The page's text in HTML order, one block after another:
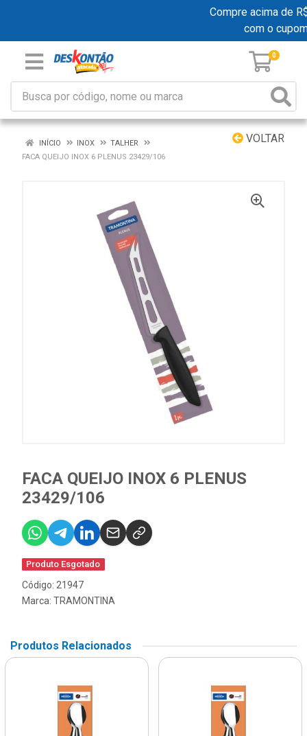
Compre acima de
com o
0
VOLTAR
INÍCIO INOX
TALHER
FACA QUEIJO INOX 6 PLENUS 23429/106
FACA QUEIJO INOX 6 PLENUS
23429/106
Produto Esgotado
Código: 21947
Marca: TRAMONTINA
Produtos Relacionados